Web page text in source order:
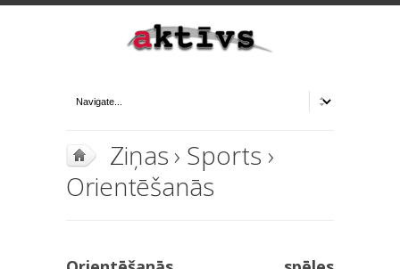
Ziņas› Sports ›
Orientēšanās